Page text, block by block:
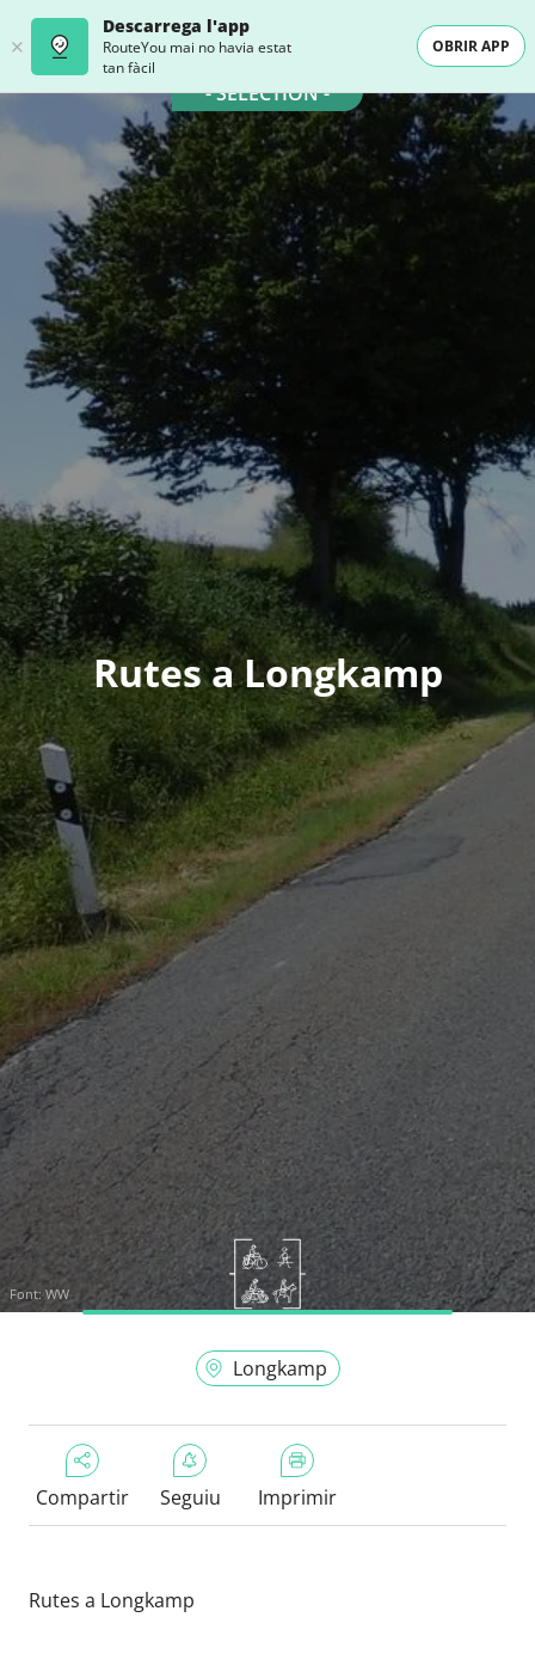
Descarrega l'app
RouteYou mai no havia estat
tan fàcil
OBRIR APP
- SELECTION -
Rutes a Longkamp
Font:WW
Longkamp
Compartir Seguiu Imprimir
Rutes a Longkamp